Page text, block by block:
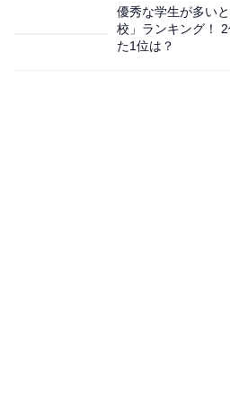
優秀な学生が多い
校」ランキング！
た1位は？